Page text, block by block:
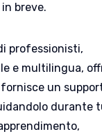
in breve.
professionisti,
e multilingua,
un
durante